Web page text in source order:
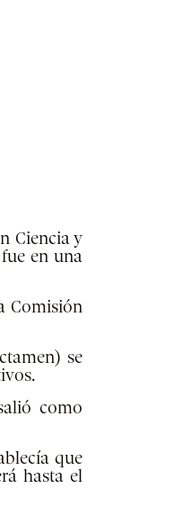
Ciencia y
en una
Comisión
se
como
que
hasta el